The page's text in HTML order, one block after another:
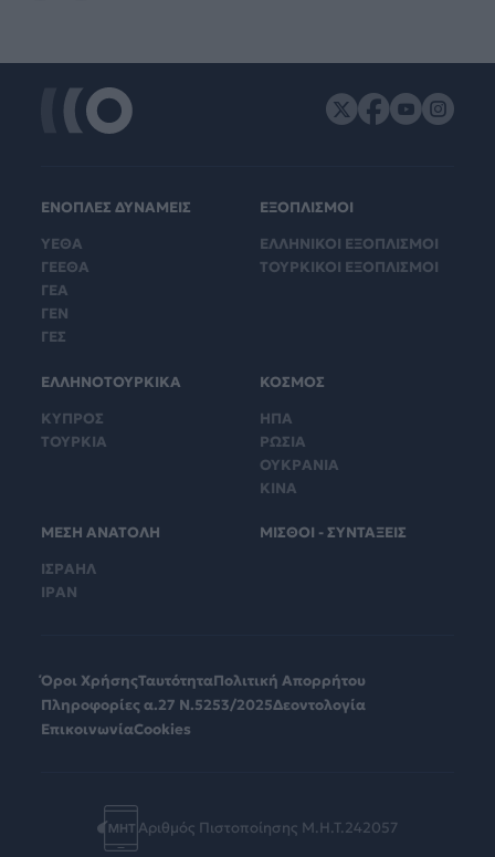
ΕΝΟΠΛΕΣ ΔΥΝΑΜΕΙΣ
ΥΕΘΑ
ΓΕΕΘΑ
ΓΕΑ
ΓΕΝ
ΓΕΣ
ΕΞΟΠΛΙΣΜΟΙ
ΕΛΛΗΝΙΚΟΙ ΕΞΟΠΛΙΣΜΟΙ
ΤΟΥΡΚΙΚΟΙ ΕΞΟΠΛΙΣΜΟΙ
ΕΛΛΗΝΟΤΟΥΡΚΙΚΑ
ΚΥΠΡΟΣ
ΤΟΥΡΚΙΑ
ΚΟΣΜΟΣ
ΗΠΑ
ΡΩΣΙΑ
ΟΥΚΡΑΝΙΑ
ΚΙΝΑ
ΜΕΣΗ ΑΝΑΤΟΛΗ
ΙΣΡΑΗΛ
ΙΡΑΝ
ΜΙΣΘΟΙ - ΣΥΝΤΑΞΕΙΣ
Όροι ΧρήσηςΤαυτότηταΠολιτική Απορρήτου
Πληροφορίες α.27 Ν.5253/2025Δεοντολογία
ΕπικοινωνίαCookies
Αριθμός Πιστοποίησης Μ.Η.Τ.242057